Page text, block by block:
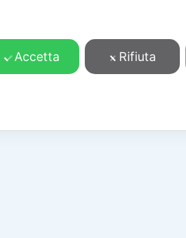
Cosa facciamo Contatti
Accetta Rifiuta